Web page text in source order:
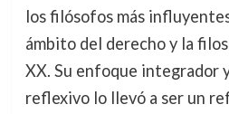
los filósofos más
ámbito del derecho y la
XX. Su enfoque integrador
reflexivo lo llevó a ser un